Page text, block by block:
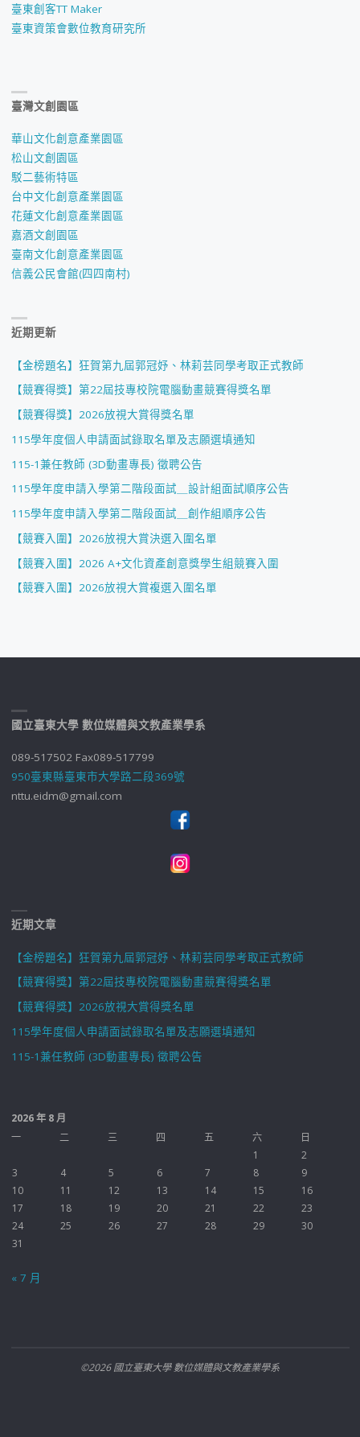
臺東創客TT Maker
臺東資策會數位教育研究所
臺灣文創園區
華山文化創意產業園區
松山文創園區
駁二藝術特區
台中文化創意產業園區
花蓮文化創意產業園區
嘉酒文創園區
臺南文化創意產業園區
信義公民會館(四四南村)
近期更新
【金榜題名】狂賀第九屆郭冠妤、林莉芸同學考取正式教師
【競賽得獎】第22屆技專校院電腦動畫競賽得獎名單
【競賽得獎】2026放視大賞得獎名單
115學年度個人申請面試錄取名單及志願選填通知
115-1兼任教師 (3D動畫專長) 徵聘公告
115學年度申請入學第二階段面試＿設計組面試順序公告
115學年度申請入學第二階段面試＿創作組順序公告
【競賽入圍】2026放視大賞決選入圍名單
【競賽入圍】2026 A+文化資產創意獎學生組競賽入圍
【競賽入圍】2026放視大賞複選入圍名單
國立臺東大學 數位媒體與文教產業學系
089-517502 Fax089-517799
950臺東縣臺東市大學路二段369號
nttu.eidm@gmail.com
近期文章
【金榜題名】狂賀第九屆郭冠妤、林莉芸同學考取正式教師
【競賽得獎】第22屆技專校院電腦動畫競賽得獎名單
【競賽得獎】2026放視大賞得獎名單
115學年度個人申請面試錄取名單及志願選填通知
115-1兼任教師 (3D動畫專長) 徵聘公告
2026 年 8 月
一
二 三 四 五 六
日
1
2
3
4 5 6 7 8
9
10
11 12 13 14 15
16
17
18 19 20 21 22
23
24
25 26 27 28 29
30
31
« 7 月
©2026 國立臺東大學 數位媒體與文教產業學系